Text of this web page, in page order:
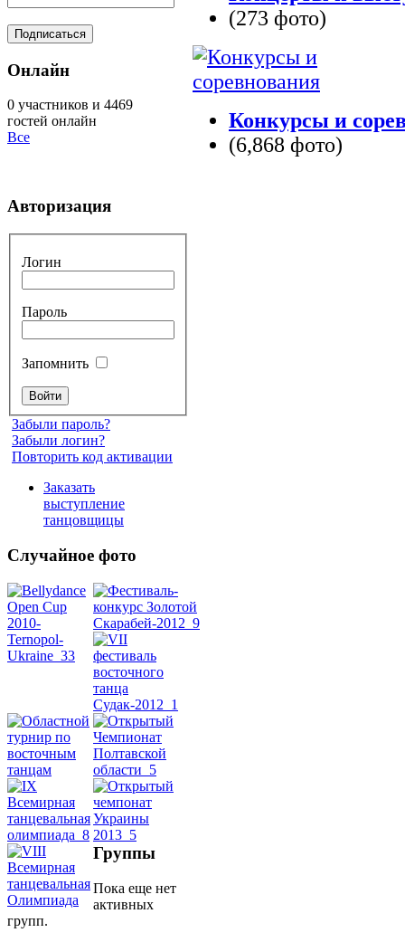
(273 фото)
Конкурсы и
(6,868 фото)
Онлайн
0 участников и 4469
гостей онлайн
Все
Авторизация
Логин
Пароль
Запомнить
Забыли пароль?
Забыли логин?
Повторить код активации
Заказать
выступление
танцовщицы
Случайное фото
Танец
Группы
Пока еще нет
активных
групп.